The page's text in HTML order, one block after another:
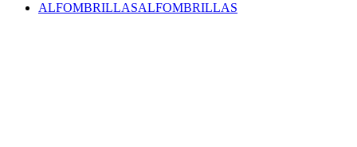
ALFOMBRILLASALFOMBRILLAS